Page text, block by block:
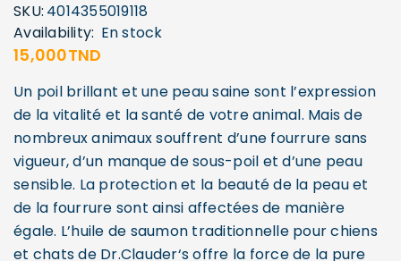
SKU: 4014355019118
Availability: En stock
15,000TND
Un poil brillant et une peau saine sont l’expression
de la vitalité et la santé de votre animal. Mais de
nombreux animaux souffrent d’une fourrure sans
vigueur, d’un manque de sous-poil et d’une peau
sensible. La protection et la beauté de la peau et
de la fourrure sont ainsi affectées de manière
égale. L’huile de saumon traditionnelle pour chiens
et chats de Dr.Clauder‘s offre la force de la pure